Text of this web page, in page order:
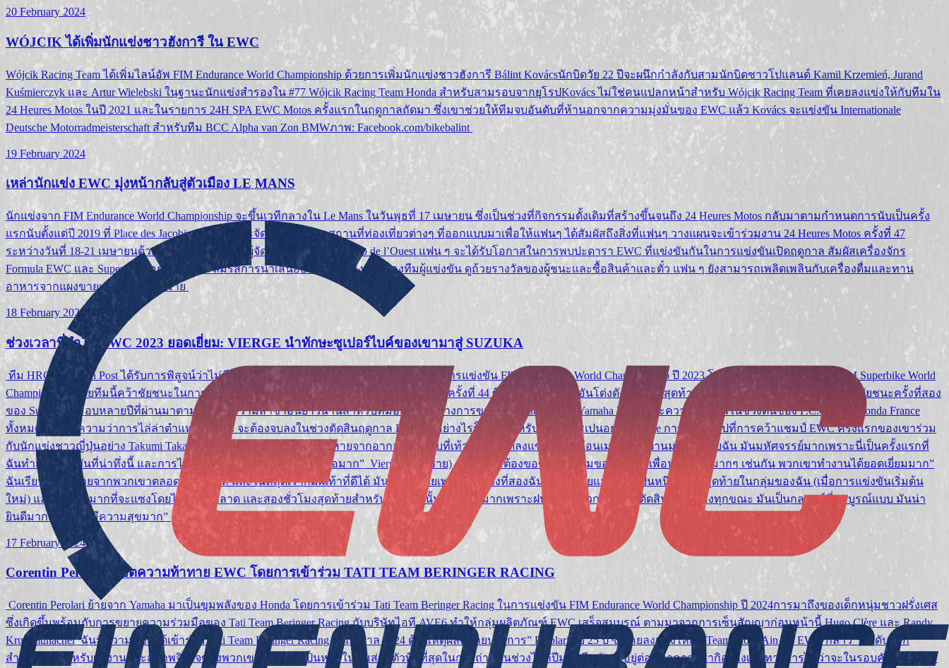
20 February 2024
WÓJCIK ได้เพิ่มนักแข่งชาวฮังการี ใน EWC
Wójcik Racing Team ได้เพิ่มไลน์อัพ FIM Endurance World Championship ด้วยการเพิ่มนักแข่งชาวฮังการี Bálint Kovácsนักบิดวัย 22 ปีจะผนึกกำลังกับสามนักบิดชาวโปแลนด์ Kamil Krzemień, Jurand
Kuśmierczyk และ Artur Wielebski ในฐานะนักแข่งสำรองใน #77 Wójcik Racing Team Honda สำหรับสามรอบจากยุโรปKovács ไม่ใช่คนแปลกหน้าสำหรับ Wójcik Racing Team ที่เคยลงแข่งให้กับทีมใน
24 Heures Motos ในปี 2021 และในรายการ 24H SPA EWC Motos ครั้งแรกในฤดูกาลถัดมา ซึ่งเขาช่วยให้ทีมจบอันดับที่ห้านอกจากความมุ่งมั่นของ EWC แล้ว Kovács จะแข่งขัน Internationale
Deutsche Motorradmeisterschaft สำหรับทีม BCC Alpha van Zon BMWภาพ: Facebook.com/bikebalint
19 February 2024
เหล่านักแข่ง EWC มุ่งหน้ากลับสู่ตัวเมือง LE MANS
นักแข่งจาก FIM Endurance World Championship จะขึ้นเวทีกลางใน Le Mans ในวันพุธที่ 17 เมษายน ซึ่งเป็นช่วงที่กิจกรรมดั้งเดิมที่สร้างขึ้นจนถึง 24 Heures Motos กลับมาตามกำหนดการนับเป็นครั้ง
แรกนับตั้งแต่ปี 2019 ที่ Place des Jacobins du Mans จะจัดกิจกรรมและสถานที่ท่องเที่ยวต่างๆ ที่ออกแบบมาเพื่อให้แฟนๆ ได้สัมผัสถึงสิ่งที่แฟนๆ วางแผนจะเข้าร่วมงาน 24 Heures Motos ครั้งที่ 47
ระหว่างวันที่ 18-21 เมษายนด้วยความพยายามของผู้จัดงาน Automobile Club de l’Ouest แฟน ๆ จะได้รับโอกาสในการพบปะดารา EWC ที่แข่งขันกันในการแข่งขันเปิดฤดูกาล สัมผัสเครื่องจักร
Formula EWC และ Superstock อย่างใกล้ชิด ลิ้มรสการนำเสนออย่างเป็นทางการของทีมผู้แข่งขัน ดูถ้วยรางวัลของผู้ชนะและซื้อสินค้าและตั๋ว แฟน ๆ ยังสามารถเพลิดเพลินกับเครื่องดื่มและทาน
อาหารจากแผงขายเครื่องดื่มมากมาย
18 February 2024
ช่วงเวลาที่ทำให้ EWC 2023 ยอดเยี่ยม: VIERGE นำทักษะซูเปอร์ไบค์ของเขามาสู่ SUZUKA
ทีม HRC กับ Japan Post ได้รับการพิสูจน์ว่าไม่มีใครแพ้ใครได้ในรอบที่สามอันน่าตื่นเต้นของการแข่งขัน FIM Endurance World Championship ปี 2023 โดย Xavi Vierge สตาร์ของ FIM Superbike World
Championship ช่วยทีมนี้คว้าชัยชนะในการแข่งขัน Coca-Cola Suzuka 8 Hours Endurance Race ครั้งที่ 44 ซึ่งจัดขึ้นที่สถานที่อันโด่งดัง สถานที่สุดท้ายในญี่ปุ่นเมื่อเดือนสิงหาคมปีที่แล้วชัยชนะครั้งที่สอง
ของ Suzuka ในรอบหลายปีที่ผ่านมาตามมาด้วยความล่าช้าอันยาวนานสำหรับทีมอย่างเป็นทางการของ Yamalube YART Yamaha EWC และความพ่ายแพ้ในช่วงต้นของ F.C.C. TSR Honda France
ทั้งหมดนี้หมายความว่าการไล่ล่าตำแหน่ง EWC จะต้องจบลงในช่วงตัดสินฤดูกาล Bol d’Orอย่างไรก็ตาม สำหรับเอซชาวสเปนอย่าง Vierge การมุ่งเน้นไปที่การคว้าแชมป์ EWC ครั้งแรกของเขาร่วม
กับนักแข่งชาวญี่ปุ่นอย่าง Takumi Takahashi และ Tetsuta Nagashima ที่หายจากอาการบาดเจ็บที่เท้าและไม่ได้ลงแข่งตั้งแต่เดือนเมษายนที่ผ่านมา“สำหรับฉัน มันมหัศจรรย์มากเพราะนี่เป็นครั้งแรกที่
ฉันทำการแข่งขันที่น่าทึ่งนี้ และการได้รับชัยชนะครั้งนี้ก็รู้สึกเหลือเชื่อมาก” Vierge (ภาพซ้าย) กล่าว “ผมต้องขอขอบคุณทีมของผมและเพื่อนร่วมทีมมากๆ เช่นกัน พวกเขาทำงานได้ยอดเยี่ยมมาก”
ฉันเรียนรู้มากมายจากพวกเขาตลอดทั้งสัปดาห์ และในที่สุดเราก็มีฝีเท้าที่ดีได้ มันไม่ง่ายเลยเพราะในช่วงที่สองฉันมีรถนิรภัยและฉันก็เป็นหนึ่งในคนสุดท้ายในกลุ่มของฉัน (เมื่อการแข่งขันเริ่มต้น
ใหม่) และมันยากมากที่จะแซงโดยไม่ทำผิดพลาด และสองชั่วโมงสุดท้ายสำหรับพวกเขานั้นก็ลำบากมากเพราะฝนตก แต่พวกเขาก็แค่ตัดสินใจถูกต้องทุกขณะ มันเป็นกลยุทธ์ที่สมบูรณ์แบบ มันน่า
ยินดีมากและฉันก็มีความสุขมาก”
17 February 2024
Corentin Perolari พิชิตความท้าทาย EWC โดยการเข้าร่วม TATI TEAM BERINGER RACING
Corentin Perolari ย้ายจาก Yamaha มาเป็นขุมพลังของ Honda โดยการเข้าร่วม Tati Team Beringer Racing ในการแข่งขัน FIM Endurance World Championship ปี 2024การมาถึงของเด็กหนุ่มชาวฝรั่งเศส
ซึ่งเกิดขึ้นพร้อมกับการขยายความร่วมมือของ Tati Team Beringer Racing กับบริษัทไอที AVE6 ทำให้กลุ่มผลิตภัณฑ์ EWC เสร็จสมบูรณ์ ตามมาจากการเซ็นสัญญาก่อนหน้านี้ Hugo Clère และ Randy
Krummunacher“ฉันมีความสุขที่ได้เข้าร่วม Tati Team Beringer Racing ในฤดูกาล 2024 ด้วยเหตุผลหลายประการ” Perolari วัย 25 ปี ซึ่งเคยลงแข่งให้กับ Team Moto-Ain ใน EWC กล่าว “อันดับแรก
สำหรับทีม สำหรับผลงานและสภาพจิตใจของพวกเขา พวกเขาเป็นหนึ่งในทีมส่วนตัวที่ดีที่สุดในกองถ่าย ในช่วงไม่กี่ปีมานี้ทีมมักจะอยู่ต่อหน้าคาวาซากิอย่างเป็นทางการไม่ว่าจะในรอบคัดเลือกหรือ